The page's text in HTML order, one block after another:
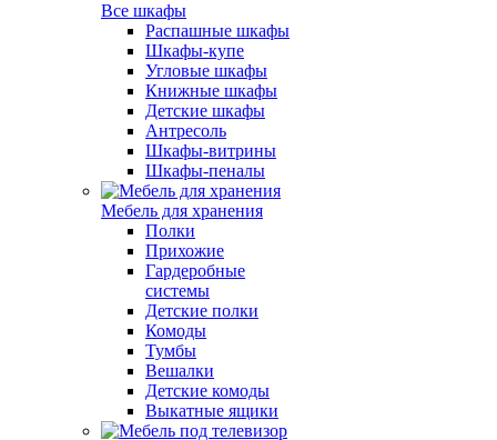
Все шкафы
Распашные шкафы
Шкафы-купе
Угловые шкафы
Книжные шкафы
Детские шкафы
Антресоль
Шкафы-витрины
Шкафы-пеналы
Мебель для хранения
Полки
Прихожие
Гардеробные
системы
Детские полки
Комоды
Тумбы
Вешалки
Детские комоды
Выкатные ящики